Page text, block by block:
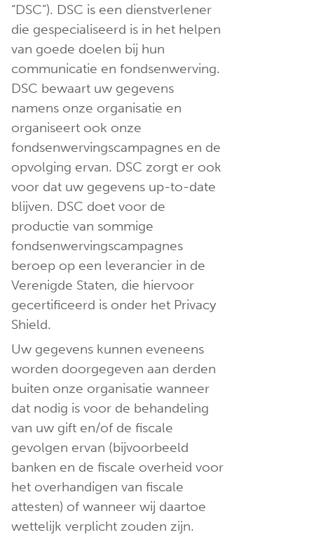
“DSC”). DSC is een dienstverlener
die gespecialiseerd is in het helpen
van goede doelen bij hun
communicatie en fondsenwerving.
DSC bewaart uw gegevens
namens onze organisatie en
organiseert ook onze
fondsenwervingscampagnes en de
opvolging ervan. DSC zorgt er ook
voor dat uw gegevens up-to-date
blijven. DSC doet voor de
productie van sommige
fondsenwervingscampagnes
beroep op een leverancier in de
Verenigde Staten, die hiervoor
gecertificeerd is onder het Privacy
Shield.
Uw gegevens kunnen eveneens
worden doorgegeven aan derden
buiten onze organisatie wanneer
dat nodig is voor de behandeling
van uw gift en/of de fiscale
gevolgen ervan (bijvoorbeeld
banken en de fiscale overheid voor
het overhandigen van fiscale
attesten) of wanneer wij daartoe
wettelijk verplicht zouden zijn.